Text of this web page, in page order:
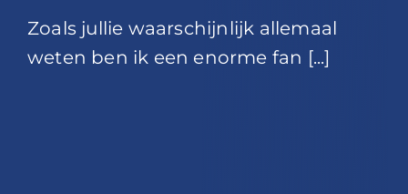
Zoals jullie waarschijnlijk allemaal
weten ben ik een enorme fan [...]